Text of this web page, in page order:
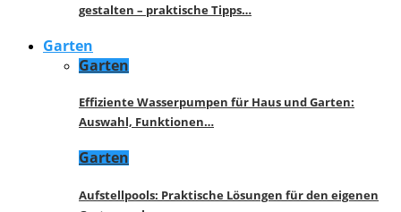
gestalten – praktische Tipps…
Garten
Garten
Effiziente Wasserpumpen für Haus und Garten:
Auswahl, Funktionen…
Garten
Aufstellpools: Praktische Lösungen für den eigenen